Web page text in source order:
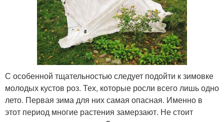
С особенной тщательностью следует подойти к зимовке
молодых кустов роз. Тех, которые росли всего лишь одно
лето. Первая зима для них самая опасная. Именно в
этот период многие растения замерзают. Не стоит